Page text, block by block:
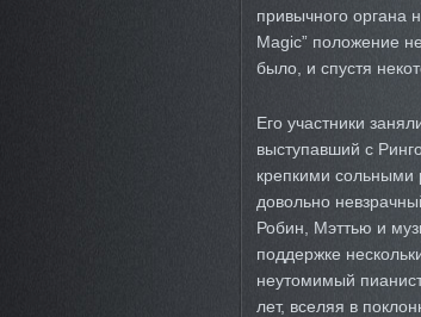
привычного органа
Magic” положение
было, и спустя
Его участники
выступавший с
крепкими сольными
довольно
Робин, Мэттью и
поддержке
неутомимый
лет, вселяя в